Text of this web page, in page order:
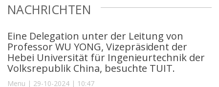
NACHRICHTEN
Eine Delegation unter der Leitung von
Professor WU YONG, Vizepräsident der
Hebei Universität für Ingenieurtechnik der
Volksrepublik China, besuchte TUIT.
Menu | 29-10-2024 | 10:47